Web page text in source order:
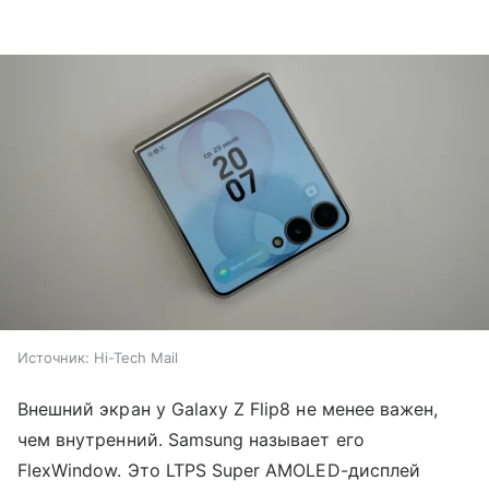
Источник: Hi-Tech Mail
Внешний экран у Galaxy Z Flip8 не менее важен,
чем внутренний. Samsung называет его
FlexWindow. Это LTPS Super AMOLED-дисплей